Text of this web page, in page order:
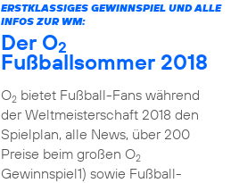
ERSTKLASSIGES GEWINNSPIEL UND ALLE
INFOS ZUR WM:
Der O2
Fußballsommer 2018
O2bietet Fußball-Fans während
der Weltmeisterschaft 2018 den
Spielplan, alle News, über 200
Preise beim großen O2
Gewinnspiel1) sowie Fußball-